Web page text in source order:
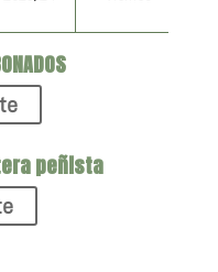
peñista